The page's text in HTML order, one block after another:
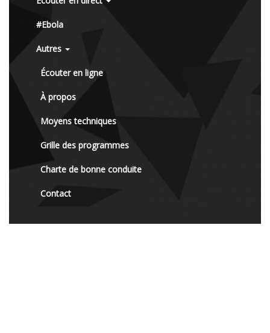
#Ebola
Autres
Écouter en ligne
À propos
Moyens techniques
Grille des programmes
Charte de bonne conduite
Contact